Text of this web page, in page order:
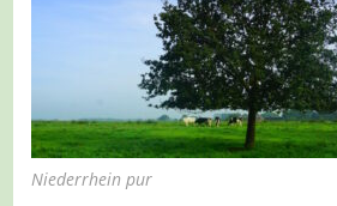
Niederrhein pur